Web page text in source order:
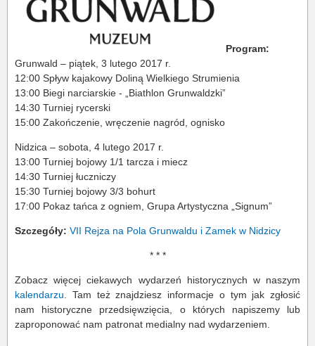
Program:
Grunwald – piątek, 3 lutego 2017 r.
12:00 Spływ kajakowy Doliną Wielkiego Strumienia
13:00 Biegi narciarskie - „Biathlon Grunwaldzki”
14:30 Turniej rycerski
15:00 Zakończenie, wręczenie nagród, ognisko
Nidzica – sobota, 4 lutego 2017 r.
13:00 Turniej bojowy 1/1 tarcza i miecz
14:30 Turniej łuczniczy
15:30 Turniej bojowy 3/3 bohurt
17:00 Pokaz tańca z ogniem, Grupa Artystyczna „Signum”
Szczegóły: VII Rejza na Pola Grunwaldu i Zamek w Nidzicy
* * *
Zobacz więcej ciekawych wydarzeń historycznych w naszym
kalendarzu . Tam też znajdziesz informacje o tym jak zgłosić
nam historyczne przedsięwzięcia, o których napiszemy lub
zaproponować nam patronat medialny nad wydarzeniem.